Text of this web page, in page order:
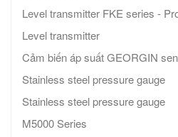
Level transmitter FKE series -
Level transmitter
Cảm biến áp suất GEORGIN
Stainless steel pressure gauge
Stainless steel pressure gauge
M5000 Series